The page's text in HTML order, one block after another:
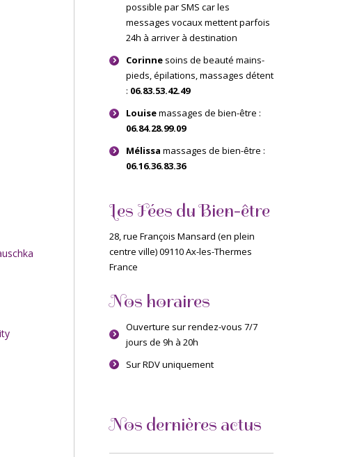
possible par SMS car les
messages vocaux mettent parfois
24h à arriver à destination
Corinne soins de beauté mains-
pieds, épilations, massages détent
: 06.83.53.42.49
Louisemassages de bien-être :
06.84.28.99.09
Mélissa massages de bien-être :
06.16.36.83.36
Les Fées du Bien-être
28, rue François Mansard (en plein
centre ville) 09110 Ax-les-Thermes
France
Nos horaires
Ouverture sur rendez-vous 7/7
jours de 9h à 20h
Sur RDV uniquement
Nos dernières actus